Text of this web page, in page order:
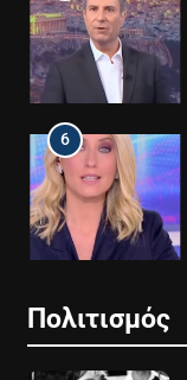
6
Πολιτισμός
6